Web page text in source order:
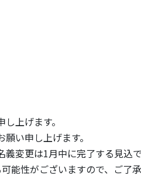
上げます。
い申し上げます。
変更は1月中に完了する見込で
性がございますので、ご了承